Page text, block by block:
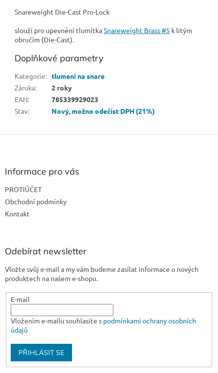
Snareweight Die-Cast Pro-Lock
slouží pro upevnění tlumítkaSnareweight Brass #5 k litým
obručím (Die-Cast).
Doplňkové parametry
Kategorie: tlumení na snare
Záruka:
2 roky
EAN:
785339929023
Stav: Nový, možno odečíst DPH (21%)
Z
Informace pro vás
PROTIÚČET
Obchodní podmínky
Kontakt
Odebírat newsletter
Vložte svůj e-mail a my vám budeme zasílat informace o nových
produktech na našem e-shopu.
E-mail
Vložením e-mailu souhlasíte s podmínkami ochrany osobních
údajů
PŘIHLÁSIT SE